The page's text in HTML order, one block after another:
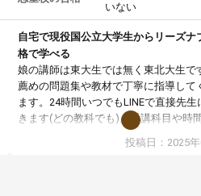
いない
自宅で現役国公立大学生からリーズナ
格で学べる
娘の講師は東大生では無く東北大生で
薦めの問題集や教材で丁寧に指導して
ます。24時間いつでもLINEで直接先生
きます(どの教科でも)。受講科目や時
に決めれるので、個人に合った勉強が
思います。カリキュラム相談みたいな
投稿日：2025